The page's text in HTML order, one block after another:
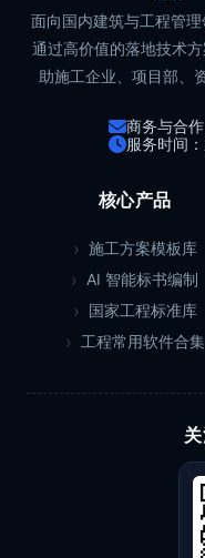
面向国内建筑与工程管
通过高价值的落地技术
助施工企业、项目部、
商务与合
服务时间
核心产品
施工方案模板库
AI 智能标书编制
国家工程标准库
工程常用软件合集